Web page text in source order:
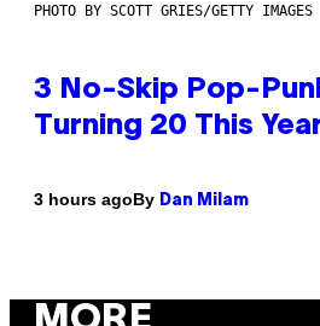
PHOTO BY SCOTT GRIES/GETTY IMAGES
3 No-Skip Pop-
Turning 20 This
3 hours agoBy Dan Milam